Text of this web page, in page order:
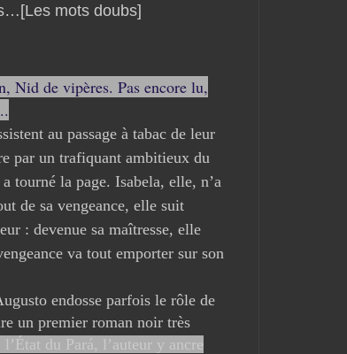
[Les mots doubs]
Nid de vipères. Pas encore lu,
au passage à tabac de leur
par un trafiquant ambitieux du
tourné la page. Isabela, elle, n’a
de sa vengeance, elle suit
: devenue sa maîtresse, elle
va tout emporter sur son
endosse parfois le rôle de
un premier roman noir très
du Pará, l’auteur y ancre